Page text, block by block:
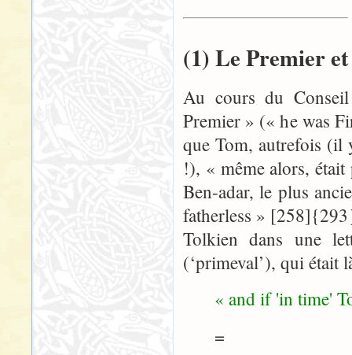
(1) Le Premier et
Au cours du
Premier » (« he was
que Tom, autrefois (il
!), « même alors,
Ben-adar, le plus
fatherless »
Tolkien dans une
(‘primeval’), qui était
« and if 'in time'
=